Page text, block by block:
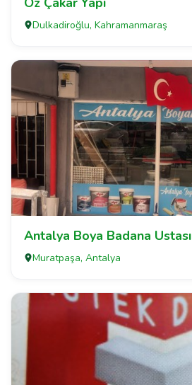
Dulkadiroğlu, Kahramanmaraş
Antalya Boya Badana Ustası
Muratpaşa, Antalya